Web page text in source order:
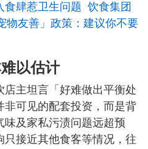
食肆惹卫生问题 饮食集团
物友善」政策：建议你不要
以估计
主坦言「好难做出平衡处
非可见的配套投资，而是背
味及家私污渍问题远超预
接近其他食客等情况，往